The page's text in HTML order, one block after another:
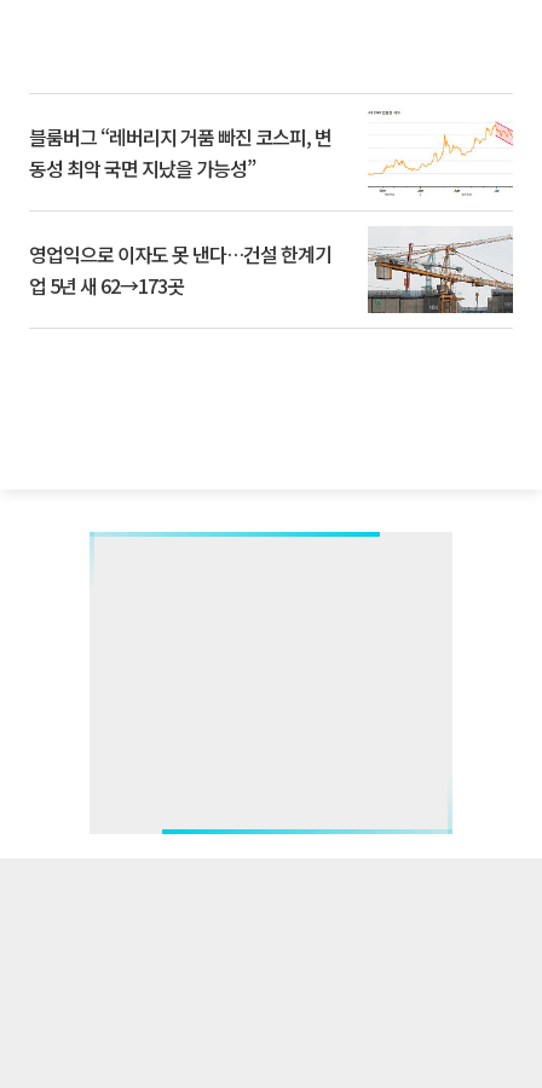
블룸버그 “레버리지 거품 빠진 코스피, 변
동성 최악 국면 지났을 가능성”
영업익으로 이자도 못 낸다…건설 한계기
업 5년 새 62→173곳